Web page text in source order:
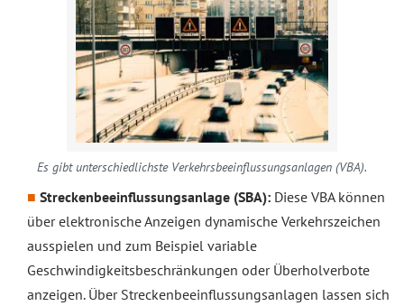
Es gibt unterschiedlichste Verkehrsbeeinflussungsanlagen (VBA).
Streckenbeeinflussungsanlage (SBA): Diese VBA können
über elektronische Anzeigen dynamische Verkehrszeichen
ausspielen und zum Beispiel variable
Geschwindigkeitsbeschränkungen oder Überholverbote
anzeigen. Über Streckenbeeinflussungsanlagen lassen sich